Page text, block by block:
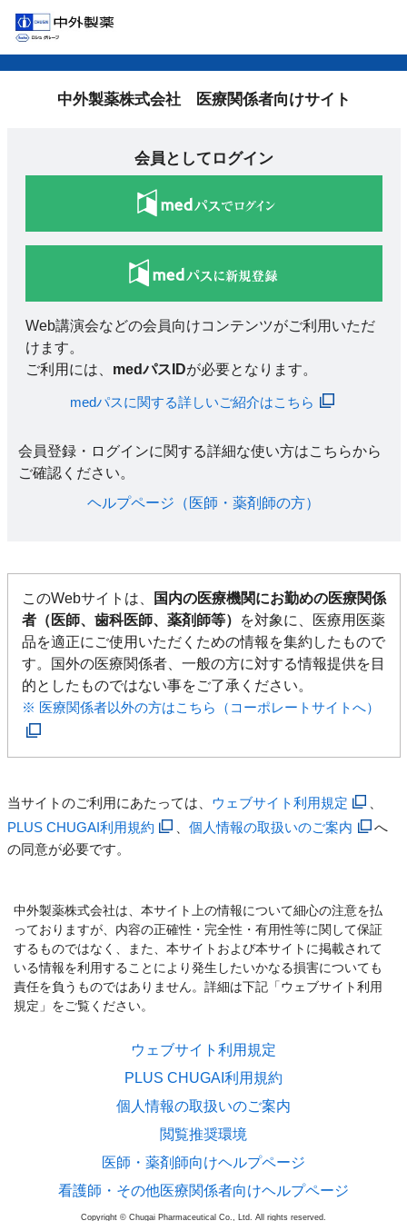
中外製薬株式会社 医療関係者向けサイト
会員としてログイン
Web講演会などの会員向けコンテンツがご利用いただ
けます。
ご利用には、 medパスIDが必要となります。
medパスに関する詳しいご紹介はこちら
会員登録・ログインに関する詳細な使い方はこちらから
ご確認ください。​
ヘルプページ（医師・薬剤師の方）​
このWebサイトは、
国内の医療機関にお勤めの医療関係
者（医師、歯科医師、薬剤師等）
を対象に、医療用医薬
品を適正にご使用いただくための情報を集約したもので
す。国外の医療関係者、一般の方に対する情報提供を目
的としたものではない事をご了承ください。
※ 医療関係者以外の方はこちら（コーポレートサイトへ）
当サイトのご利用にあたっては、 ウェブサイト利用規定
PLUS CHUGAI利用規約
、個人情報の取扱いのご案内
へ
の同意が必要です。
中外製薬株式会社は、本サイト上の情報について細心の注意を払
っておりますが、内容の正確性・完全性・有用性等に関して保証
するものではなく、また、本サイトおよび本サイトに掲載されて
いる情報を利用することにより発生したいかなる損害についても
責任を負うものではありません。詳細は下記「ウェブサイト利用
規定」をご覧ください。
ウェブサイト利用規定
PLUS CHUGAI利用規約
個人情報の取扱いのご案内
閲覧推奨環境
医師・薬剤師向けヘルプページ
看護師・その他医療関係者向けヘルプページ
Copyright © Chugai Pharmaceutical Co., Ltd. All rights reserved.